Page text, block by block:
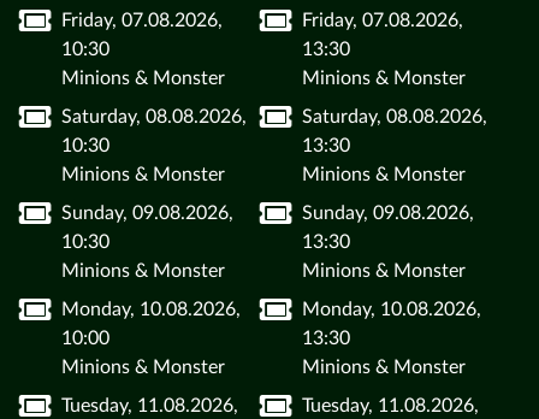
Friday, 07.08.2026,
10:30
Minions & Monster
Friday, 07.08.2026,
13:30
Minions & Monster
Saturday, 08.08.2026,
10:30
Minions & Monster
Saturday, 08.08.2026,
13:30
Minions & Monster
Sunday, 09.08.2026,
10:30
Minions & Monster
Sunday, 09.08.2026,
13:30
Minions & Monster
Monday, 10.08.2026,
10:00
Minions & Monster
Monday, 10.08.2026,
13:30
Minions & Monster
Tuesday, 11.08.2026,
Tuesday, 11.08.2026,